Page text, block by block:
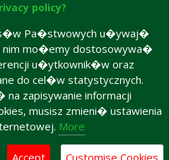
Accesibility declaration
policy?
Pa�stwowych u�ywaj�
nim mo�emy dostosowywa�
u�ytkownik�w oraz
do cel�w statystycznych.
zapisywanie informacji
musisz zmieni� ustawienia
More
Accept Customise Cookies